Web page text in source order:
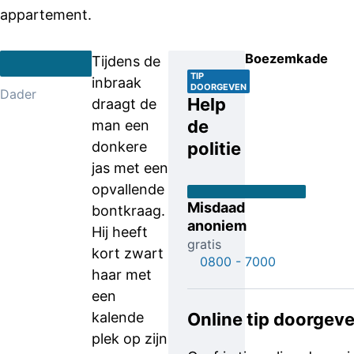
appartement.
Dader
Tijdens de
inbraak
draagt de
man een
donkere
jas met een
opvallende
bontkraag.
Hij heeft
kort zwart
haar met
een
kalende
plek op zijn
TIP
DOORGEVEN
Help
de
politie
Misdaad
anoniem
gratis
0800 - 7000
Online tip
Boezemkade